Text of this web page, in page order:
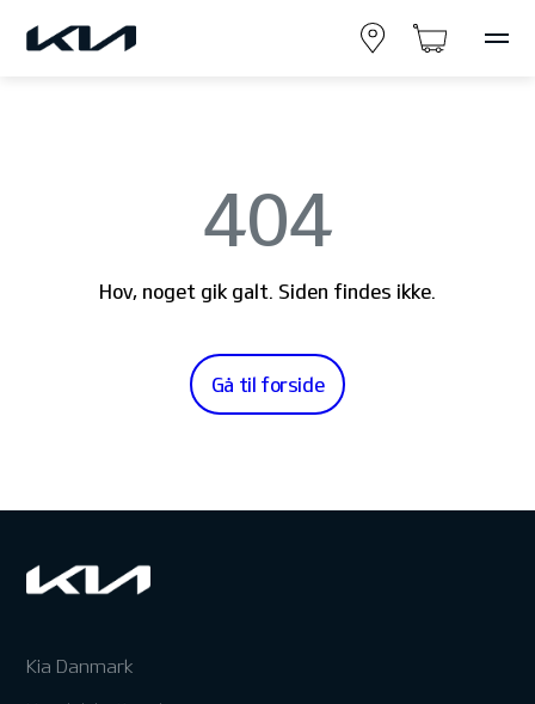
404
Hov, noget gik galt. Siden findes ikke.
Gå til forside
Kia Danmark